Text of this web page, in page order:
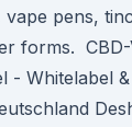
pens,
forms.
- Whitelabel